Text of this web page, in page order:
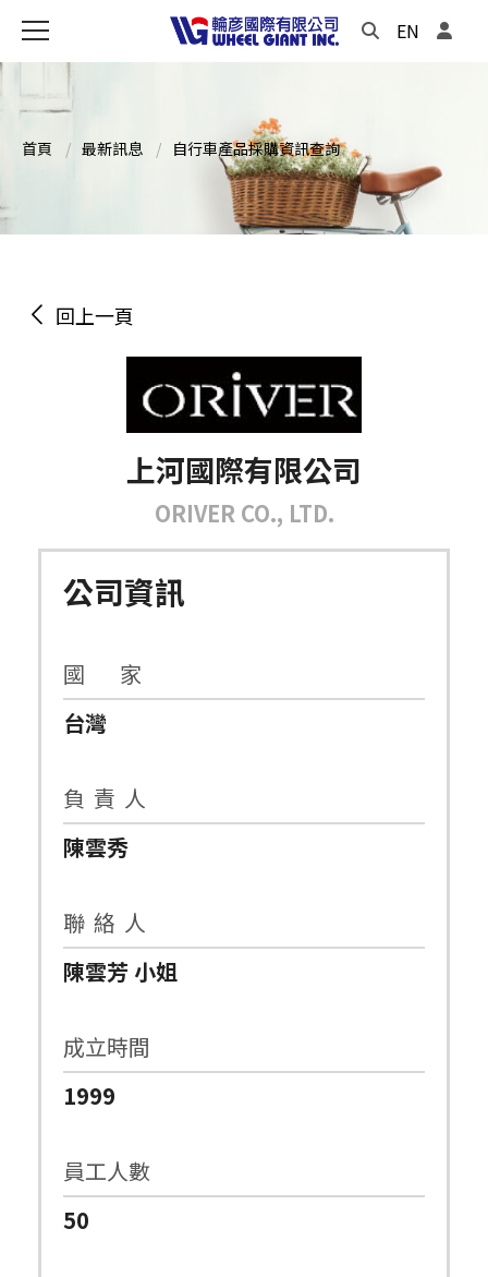
EN
首頁 最新訊息 自行車產品採購資訊查詢
回上一頁
上河國際有限公司
ORIVER CO., LTD.
公司資訊
國 家
台灣
負 責 人
陳雲秀
聯 絡 人
陳雲芳 小姐
成立時間
1999
員工人數
50